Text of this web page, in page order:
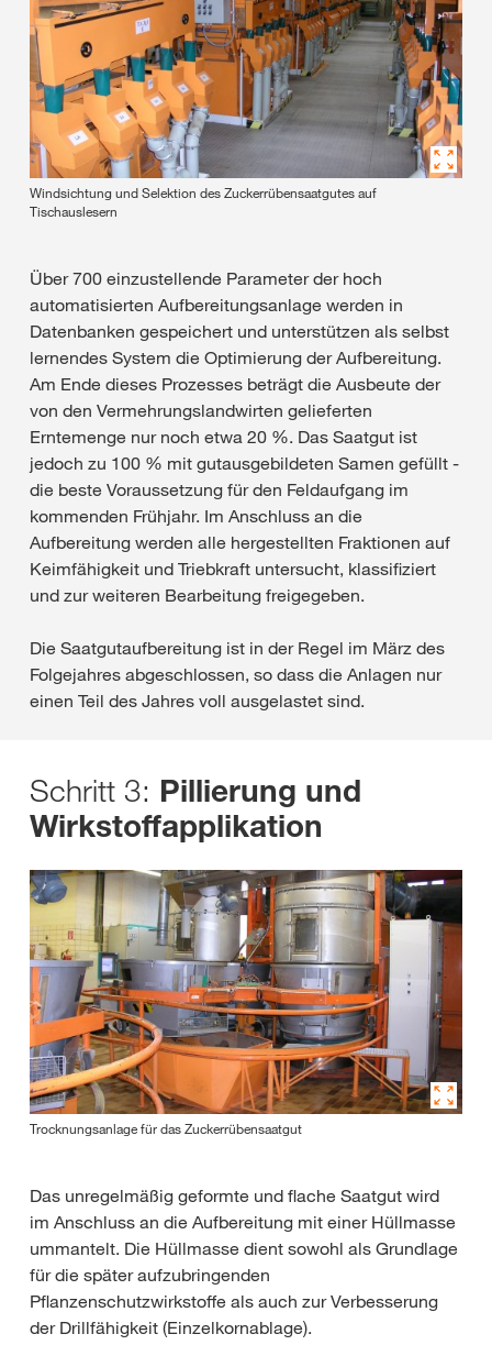
Windsichtung und Selektion des Zuckerrübensaatgutes auf
Tischauslesern
Über 700 einzustellende Parameter der hoch
automatisierten Aufbereitungsanlage werden in
Datenbanken gespeichert und unterstützen als selbst
lernendes System die Optimierung der Aufbereitung.
Am Ende dieses Prozesses beträgt die Ausbeute der
von den Vermehrungslandwirten gelieferten
Erntemenge nur noch etwa 20 %. Das Saatgut ist
jedoch zu 100 % mit gutausgebildeten Samen gefüllt -
die beste Voraussetzung für den Feldaufgang im
kommenden Frühjahr. Im Anschluss an die
Aufbereitung werden alle hergestellten Fraktionen auf
Keimfähigkeit und Triebkraft untersucht, klassifiziert
und zur weiteren Bearbeitung freigegeben.
Die Saatgutaufbereitung ist in der Regel im März des
Folgejahres abgeschlossen, so dass die Anlagen nur
einen Teil des Jahres voll ausgelastet sind.
Schritt 3: Pillierung und
Wirkstoffapplikation
Trocknungsanlage für das Zuckerrübensaatgut
Das unregelmäßig geformte und flache Saatgut wird
im Anschluss an die Aufbereitung mit einer Hüllmasse
ummantelt. Die Hüllmasse dient sowohl als Grundlage
für die später aufzubringenden
Pflanzenschutzwirkstoffe als auch zur Verbesserung
der Drillfähigkeit (Einzelkornablage).